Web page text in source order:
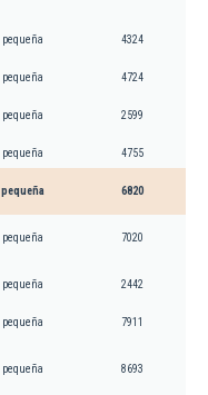
pequeña 4324
pequeña 4724
pequeña 2599
pequeña 4755
pequeña 6820
pequeña 7020
pequeña 2442
pequeña 7911
pequeña 8693